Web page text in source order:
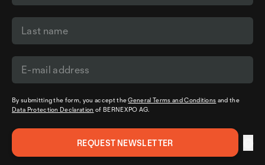
By submitting the form, you accept theGeneral Terms and Conditions and the
Data Protection Declaration of BERNEXPO AG.